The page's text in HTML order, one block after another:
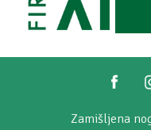
Zamišljena